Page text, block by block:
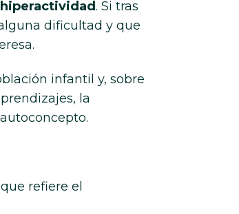
. Si tras
dificultad y que
infantil y, sobre
la
refiere el